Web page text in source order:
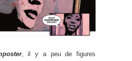
, il y a peu de figures